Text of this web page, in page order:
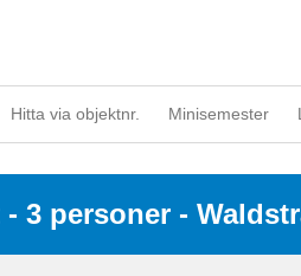
Hitta via objektnr. Minisemester
3 personer -